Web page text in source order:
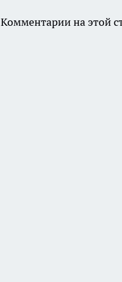
Комментарии на этой